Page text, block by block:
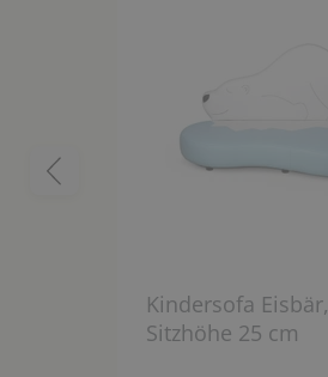
Kindersofa Eisbär,
Sitzhöhe 25 cm